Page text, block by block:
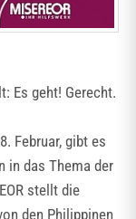
Es geht! Gerecht.
Februar, gibt es
in das Thema der
stellt die
den Philippinen